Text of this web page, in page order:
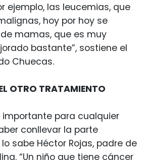
ejemplo, las leucemias, que
hoy por hoy se
mamas, que es muy
bastante”, sostiene el
Chuecas.
OTRO TRATAMIENTO
importante para cualquier
conllevar la parte
sabe Héctor Rojas, padre de
“Un niño que tiene cáncer